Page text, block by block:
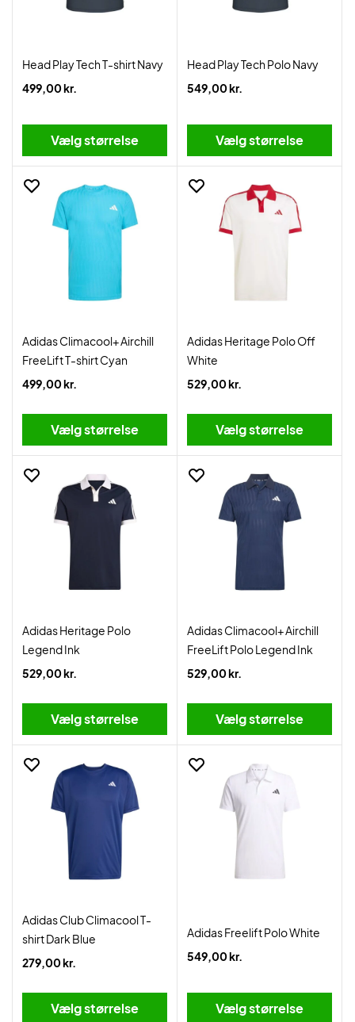
Head Play Tech T-shirt Navy
499,00 kr.
Vælg størrelse
Head Play Tech Polo Navy
549,00 kr.
Vælg størrelse
Adidas Climacool+ Airchill
FreeLift T-shirt Cyan
499,00 kr.
Vælg størrelse
Adidas Heritage Polo Off
White
529,00 kr.
Vælg størrelse
Adidas Heritage Polo
Legend Ink
529,00 kr.
Vælg størrelse
Adidas Climacool+ Airchill
FreeLift Polo Legend Ink
529,00 kr.
Vælg størrelse
Adidas Club Climacool T-
shirt Dark Blue
279,00 kr.
Vælg størrelse
Adidas Freelift Polo White
549,00 kr.
Vælg størrelse